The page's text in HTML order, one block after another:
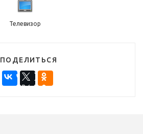
Телевизор
ПОДЕЛИТЬСЯ